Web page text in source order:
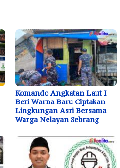
Komando Angkatan Laut I
Beri Warna Baru Ciptakan
Lingkungan Asri Bersama
Warga Nelayan Sebrang